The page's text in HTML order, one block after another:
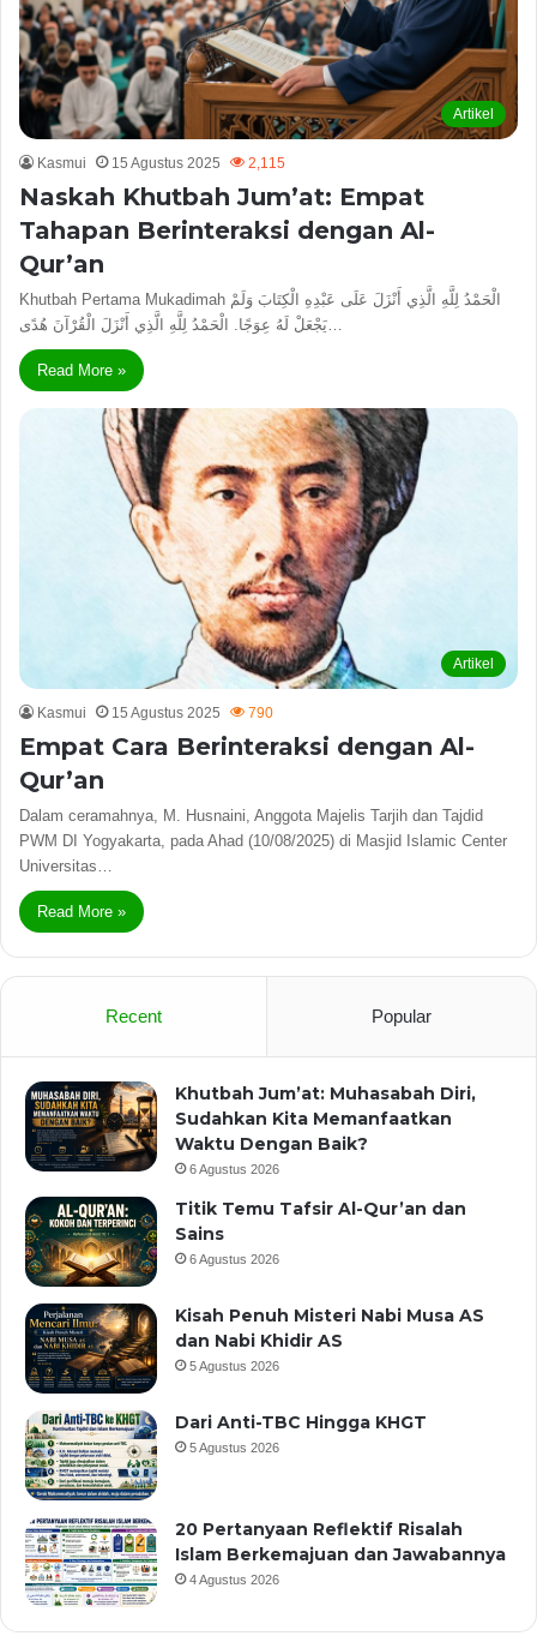
Artikel
Kasmui 15 Agustus 2025 2,115
Naskah Khutbah Jum’at: Empat
Tahapan Berinteraksi dengan Al-
Qur’an
Khutbah Pertama Mukadimah الْحَمْدُ لِلَّهِ الَّذِي أَنْزَلَ عَلَى عَبْدِهِ الْكِتَابَ وَلَمْ
Read More »
Artikel
Kasmui 15 Agustus 2025 790
Empat Cara Berinteraksi dengan Al-
Qur’an
Dalam ceramahnya, M. Husnaini, Anggota Majelis Tarjih dan Tajdid
PWM DI Yogyakarta, pada Ahad (10/08/2025) di Masjid Islamic Center
Universitas…
Read More »
Recent Popular
Khutbah Jum’at: Muhasabah Diri,
Sudahkan Kita Memanfaatkan
Waktu Dengan Baik?
6 Agustus 2026
Titik Temu Tafsir Al-Qur’an dan
Sains
6 Agustus 2026
Kisah Penuh Misteri Nabi Musa AS
dan Nabi Khidir AS
5 Agustus 2026
Dari Anti-TBC Hingga KHGT
5 Agustus 2026
20 Pertanyaan Reflektif Risalah
Islam Berkemajuan dan Jawabannya
4 Agustus 2026